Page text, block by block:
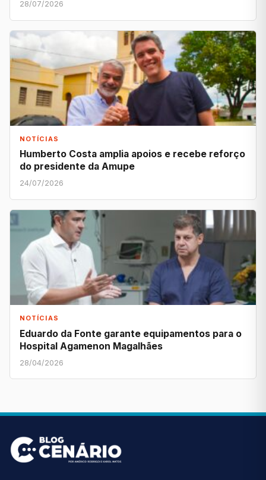
28/07/2026
NOTÍCIAS
Humberto Costa amplia apoios e recebe reforço
do presidente da Amupe
24/07/2026
NOTÍCIAS
Eduardo da Fonte garante equipamentos para o
Hospital Agamenon Magalhães
28/04/2026